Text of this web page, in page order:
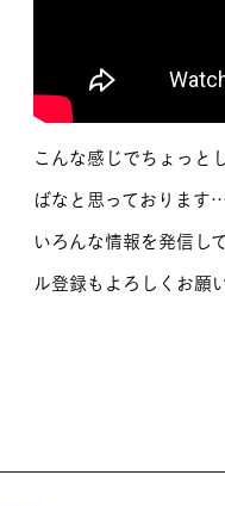
こんな感じでちょっと
ばなと思っております…
いろんな情報を発信し
ル登録もよろしくお願